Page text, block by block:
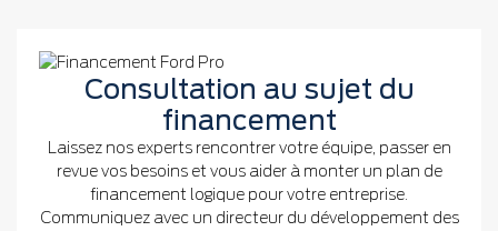
Consultation au sujet du
financement
Laissez nos experts rencontrer votre équipe, passer en
revue vos besoins et vous aider à monter un plan de
financement logique pour votre entreprise.
Communiquez avec un directeur du développement des